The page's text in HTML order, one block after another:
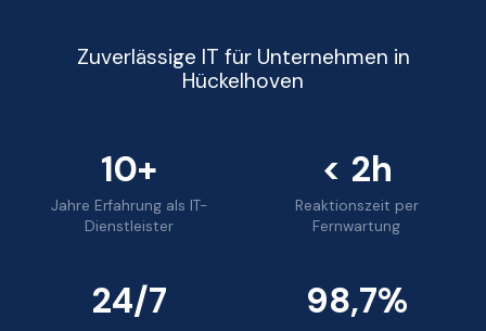
Zuverlässige IT für Unternehmen in
Hückelhoven
10+
Jahre Erfahrung als IT-
Dienstleister
< 2h
Reaktionszeit per
Fernwartung
24/7 98,7%